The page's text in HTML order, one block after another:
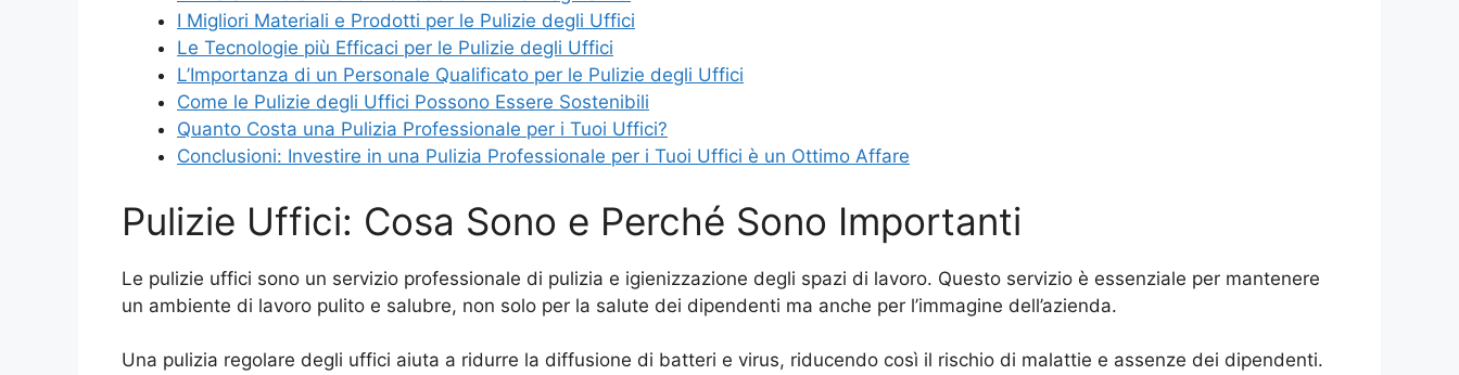
I Migliori Materiali e Prodotti per le Pulizie degli Uffici
Le Tecnologie più Efficaci per le Pulizie degli Uffici
L’Importanza di un Personale Qualificato per le Pulizie degli Uffici
Come le Pulizie degli Uffici Possono Essere Sostenibili
Quanto Costa una Pulizia Professionale per i Tuoi Uffici?
Conclusioni: Investire in una Pulizia Professionale per i Tuoi Uffici è un Ottimo Affare
Pulizie Uffici: Cosa Sono e Perché Sono Importanti
Le pulizie uffici sono un servizio professionale di pulizia e igienizzazione degli spazi di lavoro. Questo servizio è essenziale per mantenere
un ambiente di lavoro pulito e salubre, non solo per la salute dei dipendenti ma anche per l’immagine dell’azienda.
Una pulizia regolare degli uffici aiuta a ridurre la diffusione di batteri e virus, riducendo così il rischio di malattie e assenze dei dipendenti.